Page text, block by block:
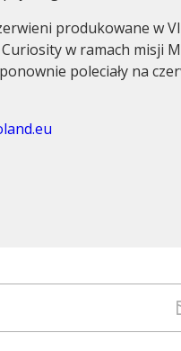
produkowane w
Curiosity w ramach misji
poleciały na